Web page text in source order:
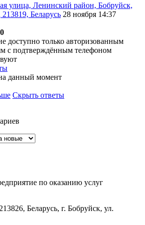
улица, Ленинский район, Бобруйск,
Беларусь 28 ноября 14:37
0
доступно только авторизованным
с подтверждённым телефоном
данный момент
Скрыть ответы
по оказанию услуг
213826, Беларусь, г. Бобруйск, ул.